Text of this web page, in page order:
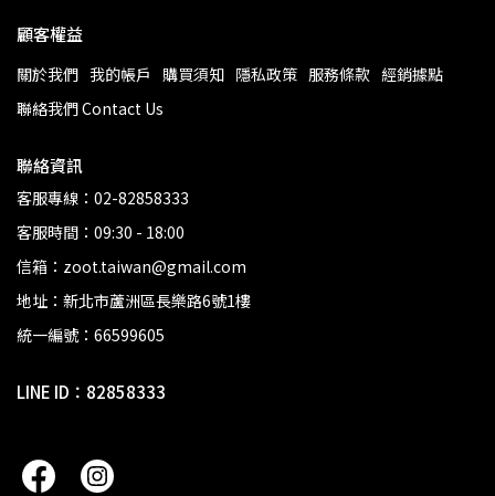
顧客權益
關於我們 我的帳戶 購買須知 隱私政策 服務條款 經銷據點
聯絡我們 Contact Us
聯絡資訊
客服專線：02-82858333
客服時間：09:30 - 18:00
信箱：zoot.taiwan@gmail.com
地址：新北市蘆洲區長樂路6號1樓
統一編號：66599605
LINE ID：82858333